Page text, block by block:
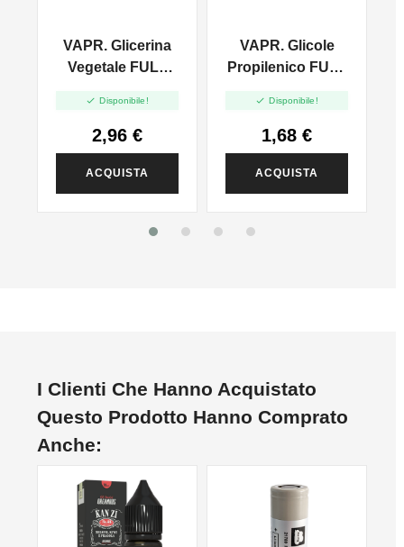
VAPR. Glicerina
Vegetale FULL
120ml
 Disponibile!
2,96 €
ACQUISTA
VAPR. Glicole
Propilenico FULL
 Disponibile!
1,68 €
ACQUISTA
I Clienti Che Hanno Acquistato
Questo Prodotto Hanno Comprato
Anche: